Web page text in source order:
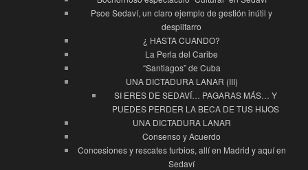
Psoe Sedaví, un claro ejemplo de gestión inútil y
despilfarro
¿ HASTA CUANDO?
La Perla del Caribe
“Santiagos” de Cuba
UNA DICTADURA LANAR (III)
SI ERES DE SEDAVÍ… PAGARAS MÁS… Y
PUEDES PERDER LA BECA DE TUS HIJOS
UNA DICTADURA LANAR
Consenso y Acuerdo
Concesiones y rescates turbios, allí en Madrid y aquí en
Sedaví